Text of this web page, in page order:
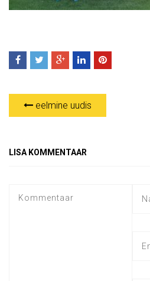
eelmine uudis
LISA KOMMENTAAR